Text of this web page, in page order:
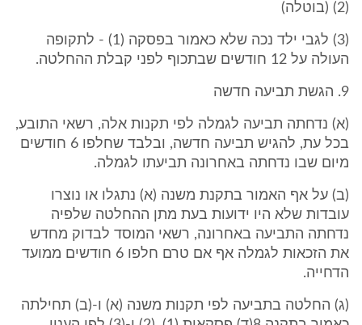
(2) (בוטלה)
(3) לגבי ילד נכה שלא כאמור בפסקה (1) - לתקופה
העולה על 12 חודשים שבתכוף לפני קבלת ההחלטה.
9. הגשת תביעה חדשה
(א) נדחתה תביעה לגמלה לפי תקנות אלה, רשאי התובע,
בכל עת, להגיש תביעה חדשה, ובלבד שחלפו 6 חודשים
מיום שבו נדחתה באחרונה תביעתו לגמלה.
(ב) על אף האמור בתקנת משנה (א) נתגלו או נוצרו
עובדות שלא היו ידועות בעת מתן ההחלטה שלפיה
נדחתה התביעה באחרונה, רשאי המוסד לבדוק מחדש
את הזכאות לגמלה אף אם טרם חלפו 6 חודשים ממועד
הדחייה.
(ג) החלטה בתביעה לפי תקנות משנה (א) ו-(ב) תחילתה